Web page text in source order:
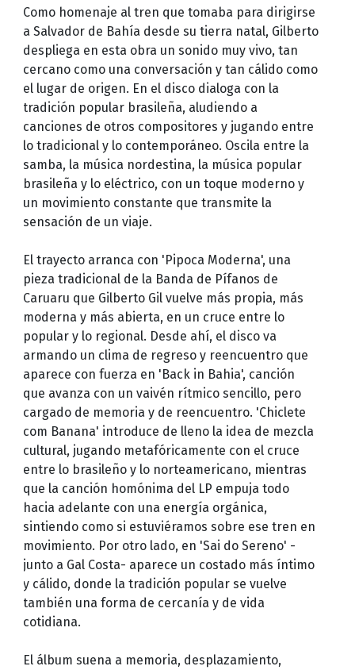
Como homenaje al tren que tomaba para dirigirse
a Salvador de Bahía desde su tierra natal, Gilberto
despliega en esta obra un sonido muy vivo, tan
cercano como una conversación y tan cálido como
el lugar de origen. En el disco dialoga con la
tradición popular brasileña, aludiendo a
canciones de otros compositores y jugando entre
lo tradicional y lo contemporáneo. Oscila entre la
samba, la música nordestina, la música popular
brasileña y lo eléctrico, con un toque moderno y
un movimiento constante que transmite la
sensación de un viaje.
El trayecto arranca con 'Pipoca Moderna', una
pieza tradicional de la Banda de Pífanos de
Caruaru que Gilberto Gil vuelve más propia, más
moderna y más abierta, en un cruce entre lo
popular y lo regional. Desde ahí, el disco va
armando un clima de regreso y reencuentro que
aparece con fuerza en 'Back in Bahia', canción
que avanza con un vaivén rítmico sencillo, pero
cargado de memoria y de reencuentro. 'Chiclete
com Banana' introduce de lleno la idea de mezcla
cultural, jugando metafóricamente con el cruce
entre lo brasileño y lo norteamericano, mientras
que la canción homónima del LP empuja todo
hacia adelante con una energía orgánica,
sintiendo como si estuviéramos sobre ese tren en
movimiento. Por otro lado, en 'Sai do Sereno' -
junto a Gal Costa- aparece un costado más íntimo
y cálido, donde la tradición popular se vuelve
también una forma de cercanía y de vida
cotidiana.
El álbum suena a memoria, desplazamiento,